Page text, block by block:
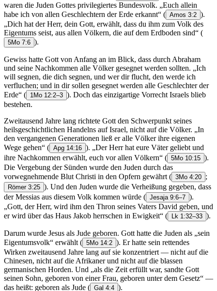
waren die Juden Gottes privilegiertes Bundesvolk. „Euch allein
habe ich von allen Geschlechtern der Erde erkannt“ ( Amos 3:2 ).
„Dich hat der Herr, dein Gott, erwählt, dass du ihm zum Volk des
Eigentums seist, aus allen Völkern, die auf dem Erdboden sind“ (
5Mo 7:6 ).
Gewiss hatte Gott von Anfang an im Blick, dass durch Abraham
und seine Nachkommen alle Völker gesegnet werden sollten. „Ich
will segnen, die dich segnen, und wer dir flucht, den werde ich
verfluchen; und in dir sollen gesegnet werden alle Geschlechter der
Erde“ ( 1Mo 12:2–3 ). Doch das einzigartige Vorrecht Israels blieb
bestehen.
Zweitausend Jahre lang richtete Gott den Schwerpunkt seines
heilsgeschichtlichen Handelns auf Israel, nicht auf die Völker. „In
den vergangenen Generationen ließ er alle Völker ihre eigenen
Wege gehen“ ( Apg 14:16 ). „Der Herr hat eure Väter geliebt und
ihre Nachkommen erwählt, euch vor allen Völkern“ ( 5Mo 10:15 ).
Die Vergebung der Sünden wurde den Juden durch das
vorwegnehmende Blut Christi in den Opfern gewährt ( 3Mo 4:20 ;
Römer 3:25 ). Und den Juden wurde die Verheißung gegeben, dass
der Messias aus diesem Volk kommen würde ( Jesaja 9:6–7 ).
„Gott, der Herr, wird ihm den Thron seines Vaters David geben, und
er wird über das Haus Jakob herrschen in Ewigkeit“ ( Lk 1:32–33 ).
Darum wurde Jesus als Jude geboren. Gott hatte die Juden als „sein
Eigentumsvolk“ erwählt ( 5Mo 14:2 ). Er hatte sein rettendes
Wirken zweitausend Jahre lang auf sie konzentriert — nicht auf die
Chinesen, nicht auf die Afrikaner und nicht auf die blassen
germanischen Horden. Und „als die Zeit erfüllt war, sandte Gott
seinen Sohn, geboren von einer Frau, geboren unter dem Gesetz“ —
das heißt: geboren als Jude ( Gal 4:4 ).